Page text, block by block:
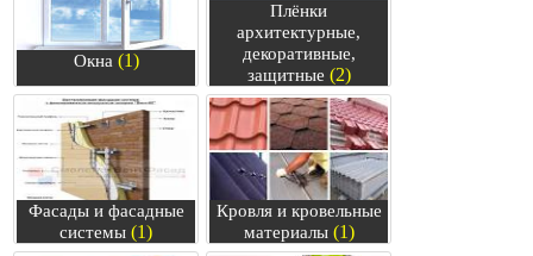
Окна (1)
Плёнки
архитектурные,
декоративные,
защитные (2)
Фасады и фасадные
системы (1)
Кровля и кровельные
материалы(1)